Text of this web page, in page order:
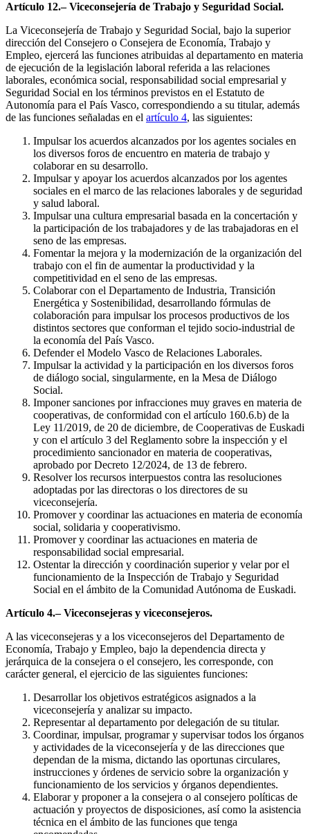
Artículo 12.– Viceconsejería de Trabajo y Seguridad Social.
La Viceconsejería de Trabajo y Seguridad Social, bajo la superior
dirección del Consejero o Consejera de Economía, Trabajo y
Empleo, ejercerá las funciones atribuidas al departamento en materia
de ejecución de la legislación laboral referida a las relaciones
laborales, económica social, responsabilidad social empresarial y
Seguridad Social en los términos previstos en el Estatuto de
Autonomía para el País Vasco, correspondiendo a su titular, además
de las funciones señaladas en el artículo 4, las siguientes:
Impulsar los acuerdos alcanzados por los agentes sociales en
los diversos foros de encuentro en materia de trabajo y
colaborar en su desarrollo.
Impulsar y apoyar los acuerdos alcanzados por los agentes
sociales en el marco de las relaciones laborales y de seguridad
y salud laboral.
Impulsar una cultura empresarial basada en la concertación y
la participación de los trabajadores y de las trabajadoras en el
seno de las empresas.
Fomentar la mejora y la modernización de la organización del
trabajo con el fin de aumentar la productividad y la
competitividad en el seno de las empresas.
Colaborar con el Departamento de Industria, Transición
Energética y Sostenibilidad, desarrollando fórmulas de
colaboración para impulsar los procesos productivos de los
distintos sectores que conforman el tejido socio-industrial de
la economía del País Vasco.
Defender el Modelo Vasco de Relaciones Laborales.
Impulsar la actividad y la participación en los diversos foros
de diálogo social, singularmente, en la Mesa de Diálogo
Social.
Imponer sanciones por infracciones muy graves en materia de
cooperativas, de conformidad con el artículo 160.6.b) de la
Ley 11/2019, de 20 de diciembre, de Cooperativas de Euskadi
y con el artículo 3 del Reglamento sobre la inspección y el
procedimiento sancionador en materia de cooperativas,
aprobado por Decreto 12/2024, de 13 de febrero.
Resolver los recursos interpuestos contra las resoluciones
adoptadas por las directoras o los directores de su
viceconsejería.
Promover y coordinar las actuaciones en materia de economía
social, solidaria y cooperativismo.
Promover y coordinar las actuaciones en materia de
responsabilidad social empresarial.
Ostentar la dirección y coordinación superior y velar por el
funcionamiento de la Inspección de Trabajo y Seguridad
Social en el ámbito de la Comunidad Autónoma de Euskadi.
Artículo 4.– Viceconsejeras y viceconsejeros.
A las viceconsejeras y a los viceconsejeros del Departamento de
Economía, Trabajo y Empleo, bajo la dependencia directa y
jerárquica de la consejera o el consejero, les corresponde, con
carácter general, el ejercicio de las siguientes funciones:
Desarrollar los objetivos estratégicos asignados a la
viceconsejería y analizar su impacto.
Representar al departamento por delegación de su titular.
Coordinar, impulsar, programar y supervisar todos los órganos
y actividades de la viceconsejería y de las direcciones que
dependan de la misma, dictando las oportunas circulares,
instrucciones y órdenes de servicio sobre la organización y
funcionamiento de los servicios y órganos dependientes.
Elaborar y proponer a la consejera o al consejero políticas de
actuación y proyectos de disposiciones, así como la asistencia
técnica en el ámbito de las funciones que tenga